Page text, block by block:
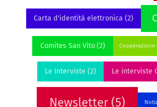
Carta d'identitá elettronica (2)
Comites San Vito (2)
Le Interviste (2) Le interviste
Newsletter (5)